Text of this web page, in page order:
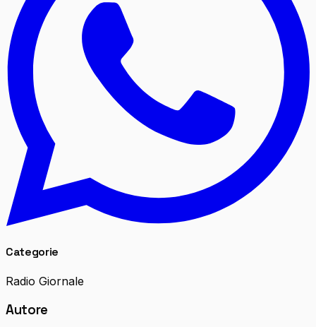
Categorie
Radio Giornale
Autore